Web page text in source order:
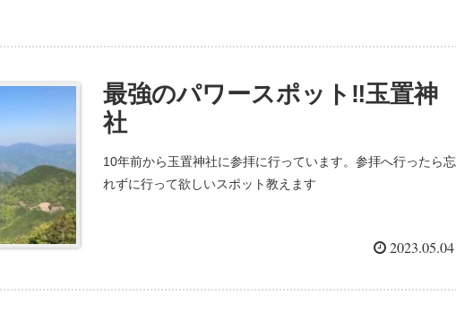
最強のパワースポット‼︎玉置神
社
10年前から玉置神社に参拝に行っています。参拝へ行ったら忘
れずに行って欲しいスポット教えます
2023.05.04